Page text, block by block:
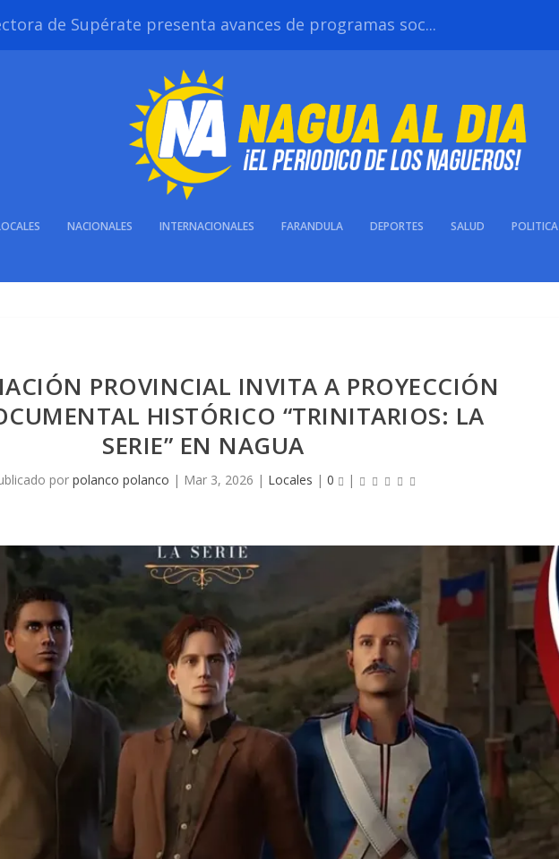
de Supérate presenta avances de programas soc...
NACIONALES INTERNACIONALES FARANDULA DEPORTES SALUD POLITICA
PROVINCIAL INVITA A PROYECCIÓN
HISTÓRICO “TRINITARIOS: LA
SERIE” EN NAGUA
por polanco polanco | Mar 3, 2026 | Locales | 0 |